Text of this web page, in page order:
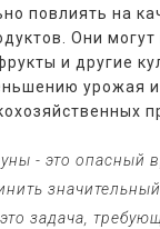
повлиять на
Они
и другие
урожая
- это опасный
задача,